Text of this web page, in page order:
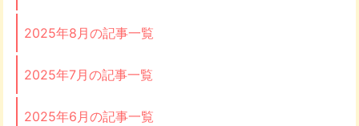
2025年8月の記事一覧
2025年7月の記事一覧
2025年6月の記事一覧